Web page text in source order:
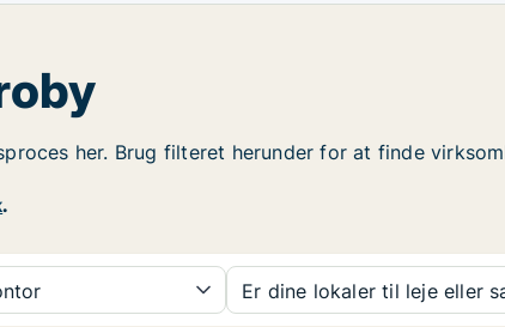
her. Brug filteret herunder for at finde
.
Er dine lokaler til leje eller